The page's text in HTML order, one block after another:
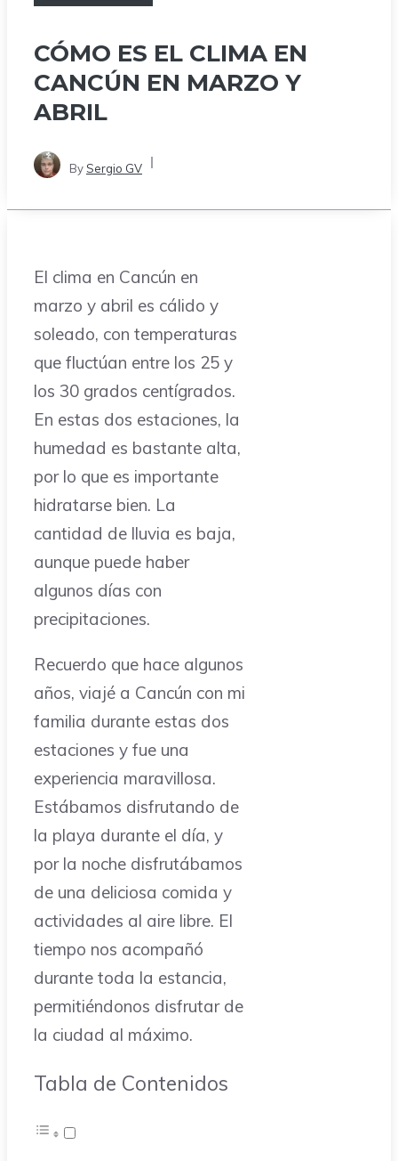
CÓMO ES EL CLIMA EN
CANCÚN EN MARZO Y
ABRIL
BySergio GV
El clima en Cancún en
marzo y abril es cálido y
soleado, con temperaturas
que fluctúan entre los 25 y
los 30 grados centígrados.
En estas dos estaciones, la
humedad es bastante alta,
por lo que es importante
hidratarse bien. La
cantidad de lluvia es baja,
aunque puede haber
algunos días con
precipitaciones.
Recuerdo que hace algunos
años, viajé a Cancún con mi
familia durante estas dos
estaciones y fue una
experiencia maravillosa.
Estábamos disfrutando de
la playa durante el día, y
por la noche disfrutábamos
de una deliciosa comida y
actividades al aire libre. El
tiempo nos acompañó
durante toda la estancia,
permitiéndonos disfrutar de
la ciudad al máximo.
Tabla de Contenidos